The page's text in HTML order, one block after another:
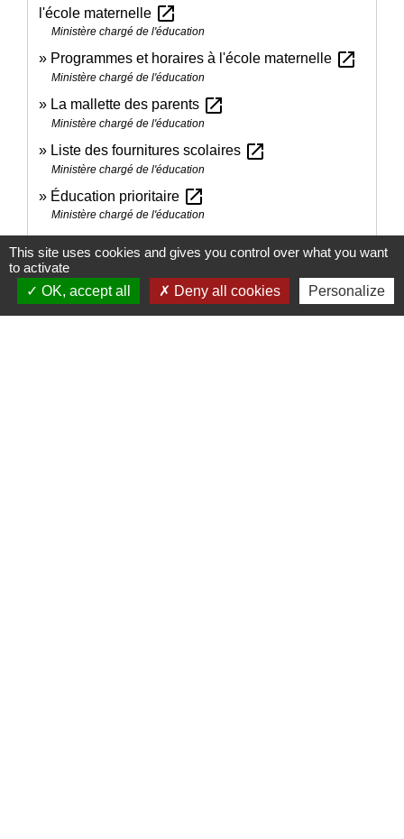
l'école maternelle open_in_new
Ministère chargé de l'éducation
Programmes et horaires à l'école maternelle open_in_new
Ministère chargé de l'éducation
La mallette des parents open_in_new
Ministère chargé de l'éducation
Liste des fournitures scolaires open_in_new
Ministère chargé de l'éducation
Éducation prioritaire open_in_new
Ministère chargé de l'éducation
CE2 - Cycle 2 open_in_new
Ministère chargé de l'éducation
Programme d'enseignement de CM1, CM2 et 6e -
This site uses cookies and gives you control over what you want
to activate
OK, accept all
Deny all cookies Personalize